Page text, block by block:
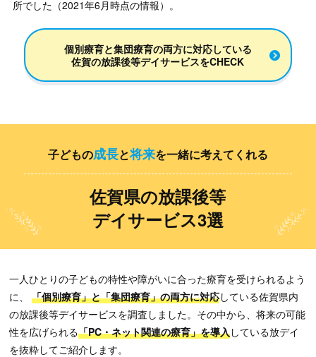
所でした（2021年6月時点の情報）。
個別療育と集団療育の両方に対応している
佐賀の放課後等デイサービスをCHECK
⼦どもの成長と将来を一緒に考えてくれる
佐賀県の放課後等
デイサービス3選
一人ひとりの子どもの特性や障がいに合った療育を受けられるよう
に、
「個別療育」と「集団療育」の両方に対応している佐賀県内
の放課後等デイサービスを調査しました。 その中から、将来の可能
性を広げられる「PC・ネット関連の療育」を導入している放デイ
を抜粋してご紹介します。